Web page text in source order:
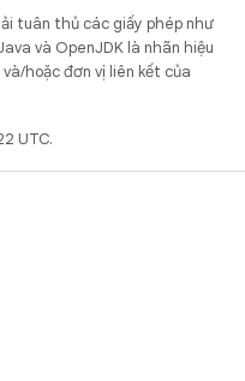
tuân thủ các giấy phép như
và OpenJDK là nhãn hiệu
hoặc đơn vị liên kết của
UTC.